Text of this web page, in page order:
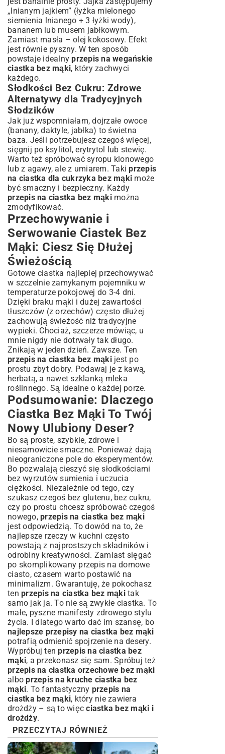
„lnianym jajkiem” (łyżka mielonego
siemienia lnianego + 3 łyżki wody),
bananem lub musem jabłkowym.
Zamiast masła – olej kokosowy. Efekt
jest równie pyszny. W ten sposób
powstaje idealnyprzepis na wegańskie
ciastka bez mąki, który zachwyci
każdego.
Słodkości Bez Cukru: Zdrowe
Alternatywy dla Tradycyjnych
Słodzików
Jak już wspomniałam, dojrzałe owoce
(banany, daktyle, jabłka) to świetna
baza. Jeśli potrzebujesz czegoś więcej,
sięgnij po ksylitol, erytrytol lub stewię.
Warto też spróbować syropu klonowego
lub z agawy, ale z umiarem. Takiprzepis
na ciastka dla cukrzyka bez mąki może
być smaczny i bezpieczny. Każdy
przepis na ciastka bez mąkimożna
zmodyfikować.
Przechowywanie i
Serwowanie Ciastek Bez
Mąki: Ciesz Się Dłużej
Świeżością
Gotowe ciastka najlepiej przechowywać
w szczelnie zamykanym pojemniku w
temperaturze pokojowej do 3-4 dni.
Dzięki braku mąki i dużej zawartości
tłuszczów (z orzechów) często dłużej
zachowują świeżość niż tradycyjne
wypieki. Chociaż, szczerze mówiąc, u
mnie nigdy nie dotrwały tak długo.
Znikają w jeden dzień. Zawsze. Ten
przepis na ciastka bez mąkijest po
prostu zbyt dobry. Podawaj je z kawą,
herbatą, a nawet szklanką mleka
roślinnego. Są idealne o każdej porze.
Podsumowanie: Dlaczego
Ciastka Bez Mąki To Twój
Nowy Ulubiony Deser?
Bo są proste, szybkie, zdrowe i
niesamowicie smaczne. Ponieważ dają
nieograniczone pole do eksperymentów.
Bo pozwalają cieszyć się słodkościami
bez wyrzutów sumienia i uczucia
ciężkości. Niezależnie od tego, czy
szukasz czegoś bez glutenu, bez cukru,
czy po prostu chcesz spróbować czegoś
nowego, przepis na ciastka bez mąki
jest odpowiedzią. To dowód na to, że
najlepsze rzeczy w kuchni często
powstają z najprostszych składników i
odrobiny kreatywności. Zamiast sięgać
po skomplikowany przepis na domowe
ciasto, czasem warto postawić na
minimalizm. Gwarantuję, że pokochasz
ten przepis na ciastka bez mąkitak
samo jak ja. To nie są zwykłe ciastka. To
małe, pyszne manifesty zdrowego stylu
życia. I dlatego warto dać im szansę, bo
najlepsze przepisy na ciastka bez mąki
potrafią odmienić spojrzenie na desery.
Wypróbuj tenprzepis na ciastka bez
mąki, a przekonasz się sam. Spróbuj też
przepis na ciastka orzechowe bez mąki
alboprzepis na kruche ciastka bez
mąki. To fantastyczny przepis na
ciastka bez mąki, który nie zawiera
drożdży – są to więcciastka bez mąki i
drożdży.
PRZECZYTAJ RÓWNIEŻ